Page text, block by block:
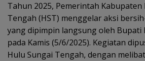
Tahun 2025, Pemerintah Kabupaten
Tengah (HST) menggelar aksi
yang dipimpin langsung oleh Bupati
pada Kamis (5/6/2025). Kegiatan
Hulu Sungai Tengah, dengan